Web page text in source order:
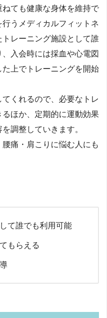
ても健康な身体を維持で
うメディカルフィットネ
レーニング施設として誰
入会時には採血や心電図
上でトレーニングを開始
くれるので、必要なトレ
ほか、定期的に運動効果
調整していきます。
痛・肩こりに悩む人にも
て誰でも利用可能
もらえる